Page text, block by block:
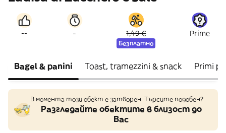
-- - 1,49 €
Безплатно
Prime
Bagel & panini Toast, tramezzini & snack Primi
В момента този обект е затворен. Търсите подобен?
Разгледайте обектите в близост до
Вас